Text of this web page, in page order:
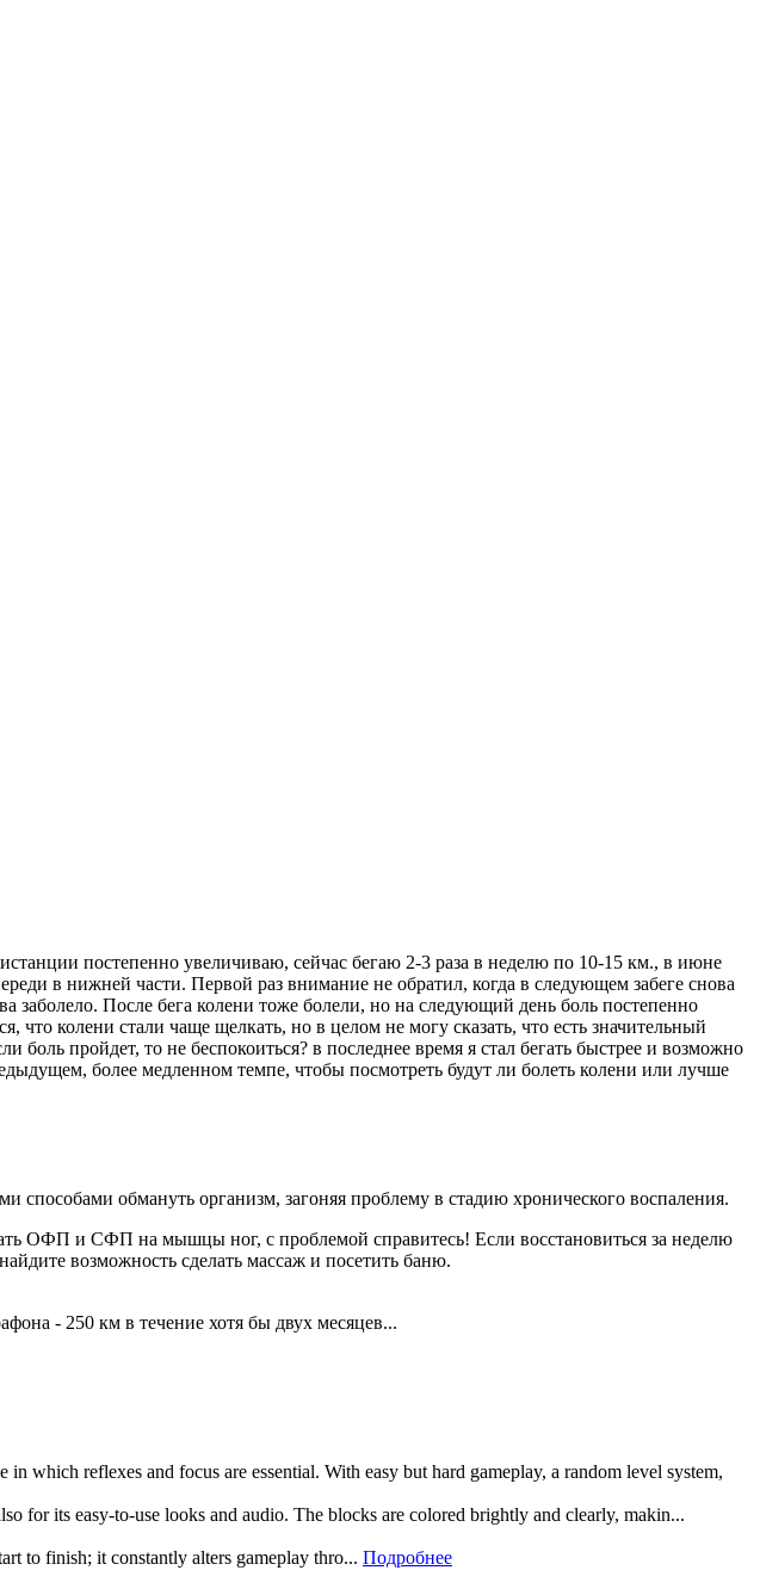
постепенно увеличиваю, сейчас бегаю 2-3 раза в неделю по 10-15 км., в июне
в нижней части. Первой раз внимание не обратил, когда в следующем забеге снова
После бега колени тоже болели, но на следующий день боль постепенно
колени стали чаще щелкать, но в целом не могу сказать, что есть значительный
пройдет, то не беспокоиться? в последнее время я стал бегать быстрее и возможно
более медленном темпе, чтобы посмотреть будут ли болеть колени или лучше
способами обмануть организм, загоняя проблему в стадию хронического воспаления.
ОФП и СФП на мышцы ног, с проблемой справитесь! Если восстановиться за неделю
возможность сделать массаж и посетить баню.
- 250 км в течение хотя бы двух месяцев...
in which reflexes and focus are essential. With easy but hard gameplay, a random level system,
for its easy-to-use looks and audio. The blocks are colored brightly and clearly, makin...
to finish; it constantly alters gameplay thro... Подробнее